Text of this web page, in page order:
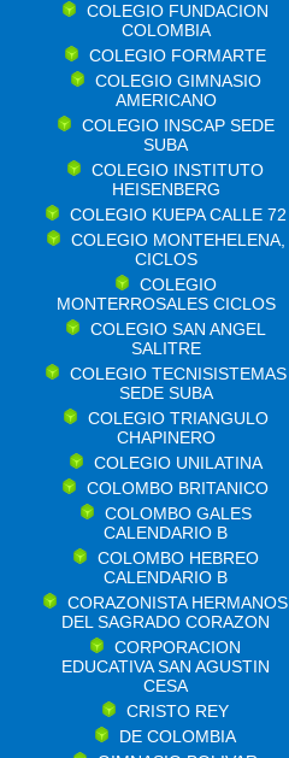
COLEGIO FUNDACION
COLOMBIA
COLEGIO FORMARTE
COLEGIO GIMNASIO
AMERICANO
COLEGIO INSCAP SEDE
SUBA
COLEGIO INSTITUTO
HEISENBERG
COLEGIO KUEPA CALLE 72
COLEGIO MONTEHELENA,
CICLOS
COLEGIO
MONTERROSALES CICLOS
COLEGIO SAN ANGEL
SALITRE
COLEGIO TECNISISTEMAS
SEDE SUBA
COLEGIO TRIANGULO
CHAPINERO
COLEGIO UNILATINA
COLOMBO BRITANICO
COLOMBO GALES
CALENDARIO B
COLOMBO HEBREO
CALENDARIO B
CORAZONISTA HERMANOS
DEL SAGRADO CORAZON
CORPORACION
EDUCATIVA SAN AGUSTIN
CESA
CRISTO REY
DE COLOMBIA